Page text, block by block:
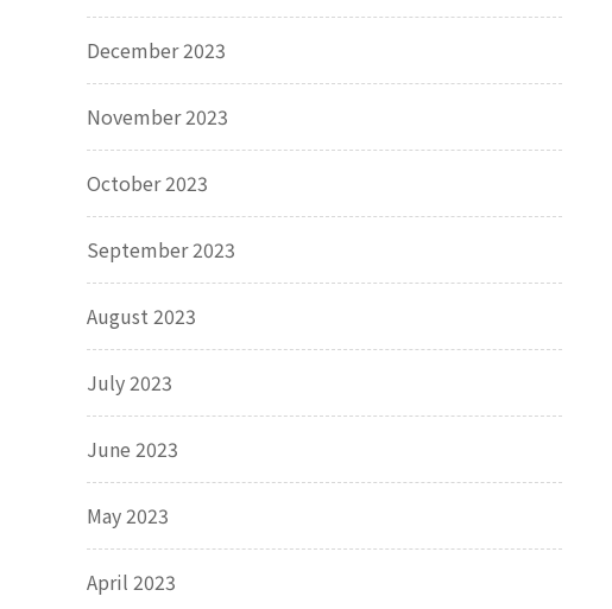
December 2023
November 2023
October 2023
September 2023
August 2023
July 2023
June 2023
May 2023
April 2023